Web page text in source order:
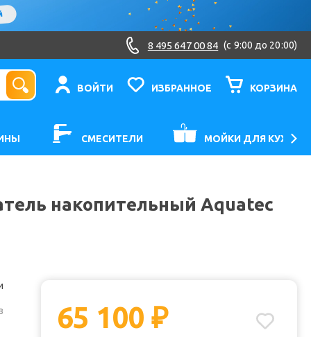
8 495 647 00 84 (c 9:00 до 20:00)
ВОЙТИ ИЗБРАННОЕ КОРЗИНА
СМЕСИТЕЛИ МОЙКИ ДЛЯ КУХНИ
накопительный Aquatec
65 100₽